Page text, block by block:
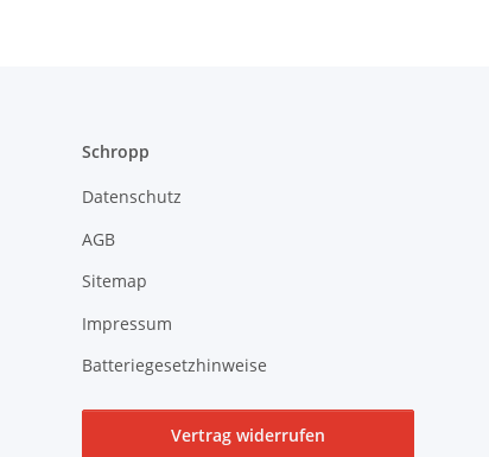
Schropp
Datenschutz
AGB
Sitemap
Impressum
Batteriegesetzhinweise
Vertrag widerrufen